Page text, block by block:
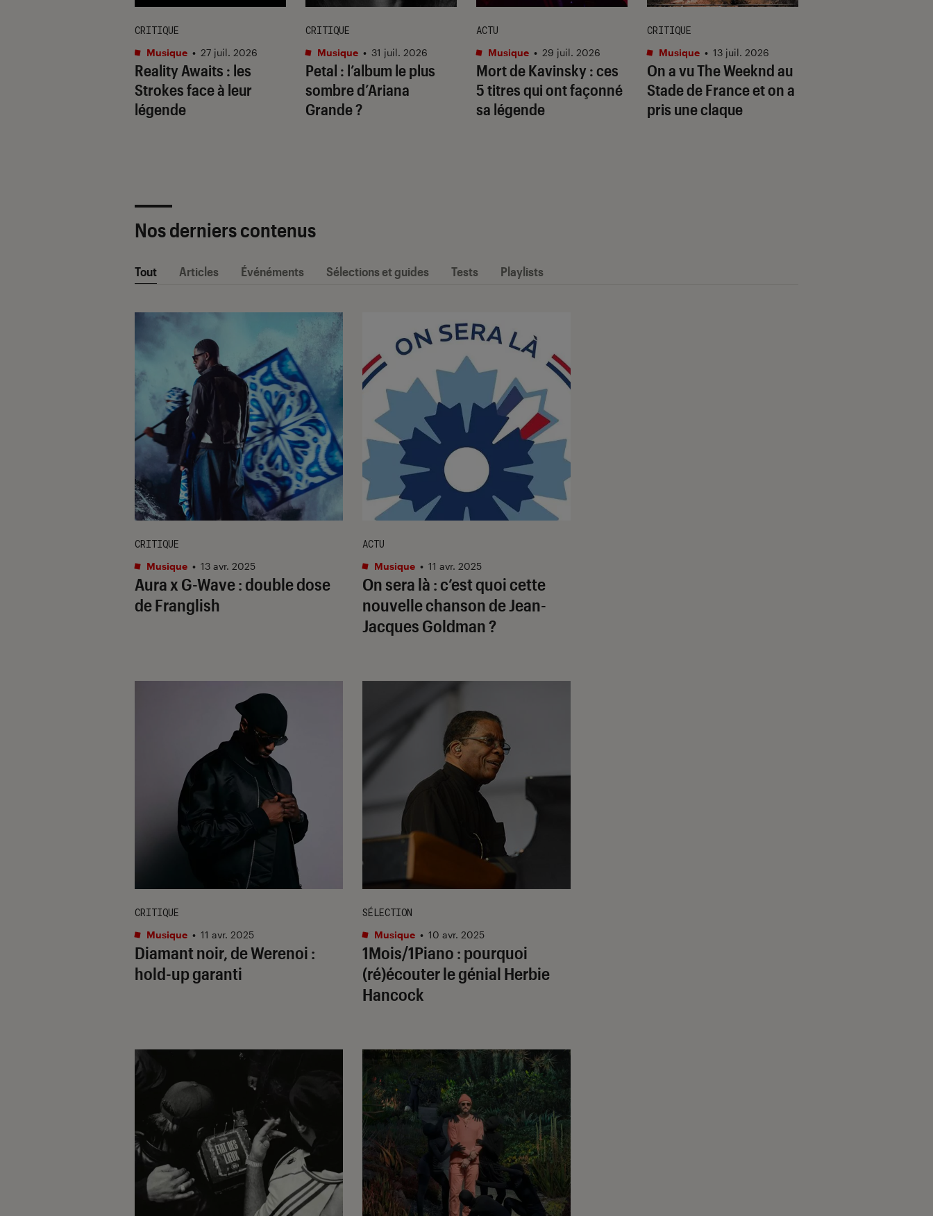
Reality Awaits : les
Strokes face à leur
légende
CRITIQUE
Musique • 27 juil. 2026
Petal : l’album le plus
sombre d’Ariana
Grande ?
CRITIQUE
Musique • 31 juil. 2026
Mort de Kavinsky : ces
5 titres qui ont façonné
sa légende
ACTU
Musique • 29 juil. 2026
On a vu The Weeknd au
Stade de France et on a
pris une claque
CRITIQUE
Musique • 13 juil. 2026
Nos derniers contenus
Tout Articles Événéments Sélections et guides Tests Playlists
Aura x G-Wave: double dose
de Franglish
CRITIQUE
Musique • 13 avr. 2025
On sera là : c’est quoi cette
nouvelle chanson de Jean-
Jacques Goldman ?
ACTU
Musique • 11 avr. 2025
Diamant noir, de Werenoi :
hold-up garanti
CRITIQUE
Musique • 11 avr. 2025
1Mois/1Piano : pourquoi
(ré)écouter le génial Herbie
Hancock
SÉLECTION
Musique • 10 avr. 2025